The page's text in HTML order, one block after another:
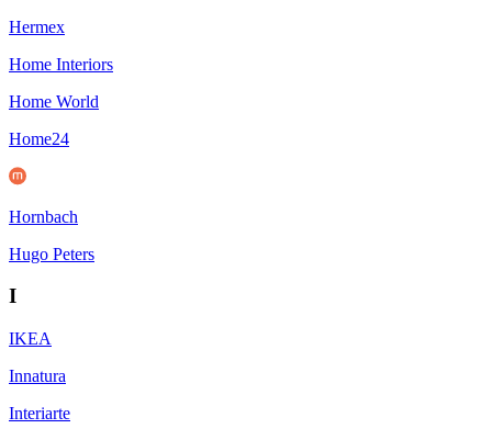
Hermex
Home Interiors
Home World
Home24
Hornbach
Hugo Peters
I
IKEA
Innatura
Interiarte